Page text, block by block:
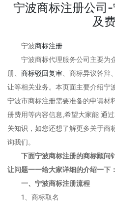
宁波商标注册公司
及
宁波商标注册
宁波商标代理服务公司主要为
册、 商标驳回复审 、商标异议答辩、
让等相关业务。本页面主要介绍宁
宁波市商标注册需要准备的申请材
册费用等内容信息,希望大家能 通
关知识，如您还想了解更多关于商
询我们。
下面宁波商标注册的商标顾问
让问题一一给大家详细的介绍一下：
一、宁波商标注册流程
1、商标取名